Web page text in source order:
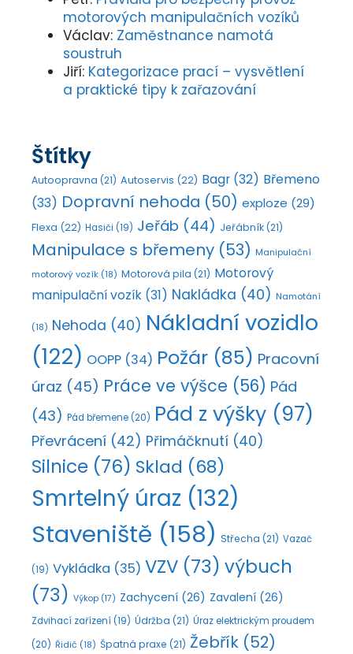
motorových manipulačních vozíků
Václav: Zaměstnance namotá
soustruh
Jiří: Kategorizace prací – vysvětlení
a praktické tipy k zařazování
Štítky
Autoopravna (21) Autoservis (22) Bagr (32) Břemeno
(33) Dopravní nehoda (50) exploze (29)
Flexa (22) Hasiči (19) Jeřáb (44) Jeřábník(21)
Manipulace s břemeny (53) Manipulační
motorový vozík (18) Motorová pila (21) Motorový
manipulační vozík (31) Nakládka (40) Namotání
(18) Nehoda (40) Nákladní vozidlo
(122) OOPP (34) Požár (85) Pracovní
úraz (45) Práce ve výšce (56) Pád
(43) Pád břemene(20) Pád z výšky (97)
Převrácení (42) Přimáčknutí (40)
Silnice (76) Sklad (68)
Smrtelný úraz (132)
Staveniště (158) Střecha (21) Vazač
(19) Vykládka (35) VZV (73) výbuch
(73) Výkop (17) Zachycení (26) Zavalení (26)
Zdvihací zařízení (19) Údržba (21) Úraz elektrickým proudem
(20) Řidič (18) Špatná praxe (21) Žebřík (52)